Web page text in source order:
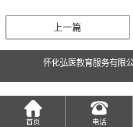
上一篇
怀化弘医教育服务有限
首页 电话